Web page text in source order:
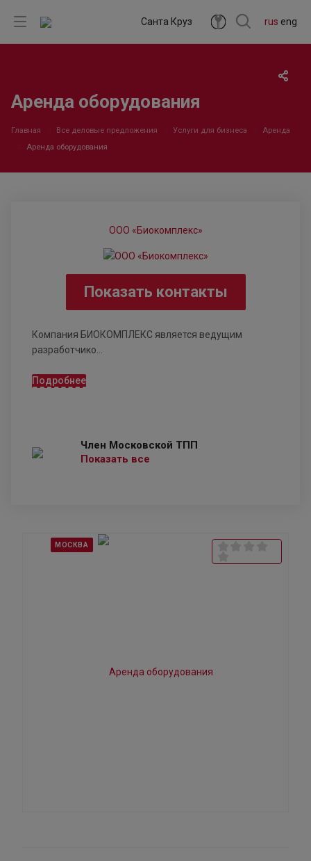
rus eng
Санта Круз
Аренда оборудования
Главная Все деловые предложения Услуги для бизнеса
Аренда
Аренда оборудования
ООО «Биокомплекс»
Показать контакты
Компания БИОКОМПЛЕКС является ведущим
разработчико...
Подробнее
Член Московской ТПП
Показать все
МОСКВА